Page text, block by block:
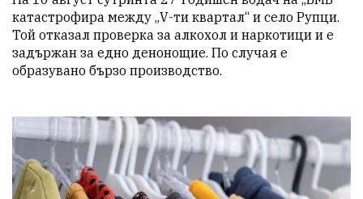
катастрофира между „V-ти квартал“ и село Рупци.
Той отказал проверка за алкохол и наркотици и е
задържан за едно денонощие. По случая е
образувано бързо производство.